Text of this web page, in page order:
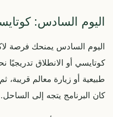
اليوم السادس:
اليوم السادس يمنحك فرصة
كوتايسي أو الانطلاق تدريجيًا
طبيعية أو زيارة معالم قريبة،
كان البرنامج يتجه إلى الساحل.